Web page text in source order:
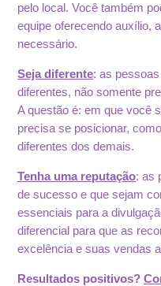
pelo local. Você também
equipe oferecendo auxílio,
necessário.
Seja diferente: as
diferentes, não somente
A questão é: em que você
precisa se posicionar,
diferentes dos demais.
Tenha uma reputação: as
de sucesso e que sejam
essenciais para a
diferencial para que as
excelência e suas vendas
Resultados positivos?